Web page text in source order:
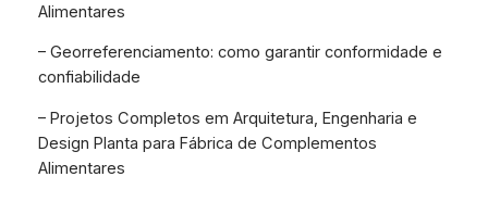
Alimentares
– Georreferenciamento: como garantir conformidade e
confiabilidade
– Projetos Completos em Arquitetura, Engenharia e
Design Planta para Fábrica de Complementos
Alimentares